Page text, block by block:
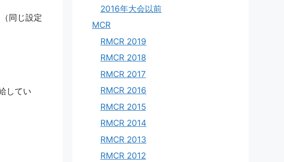
同じ設定
してい
2016年大会以前
MCR
RMCR 2019
RMCR 2018
RMCR 2017
RMCR 2016
RMCR 2015
RMCR 2014
RMCR 2013
RMCR 2012